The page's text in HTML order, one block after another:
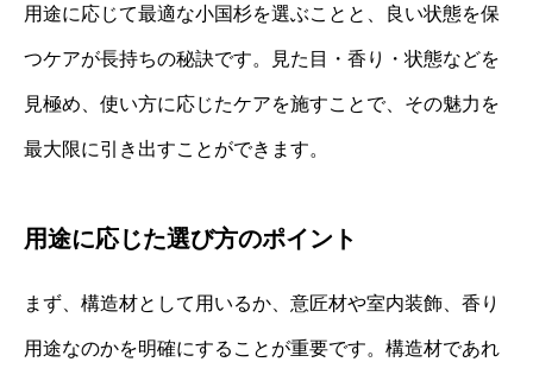
用途に応じて最適な小国杉を選ぶことと、良い状態を保
つケアが長持ちの秘訣です。見た目・香り・状態などを
見極め、使い方に応じたケアを施すことで、その魅力を
最大限に引き出すことができます。
用途に応じた選び方のポイント
まず、構造材として用いるか、意匠材や室内装飾、香り
用途なのかを明確にすることが重要です。構造材であれ